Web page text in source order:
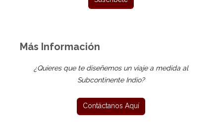
Más Información
¿Quieres que te diseñemos un viaje a medida al
Subcontinente Indio?